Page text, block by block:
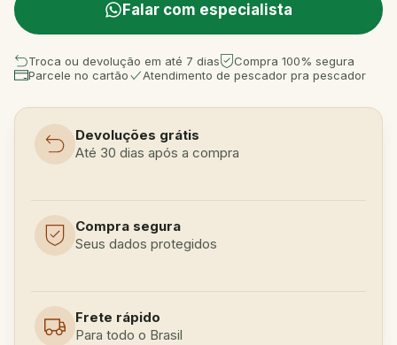
Falar com especialista
Troca ou devolução em até 7 dias
Compra 100% segura
Parcele no cartão
Atendimento de pescador pra pescador
Devoluções grátis
Até 30 dias após a compra
Compra segura
Seus dados protegidos
Frete rápido
Para todo o Brasil